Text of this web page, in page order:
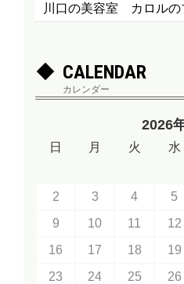
川口の美容室 カロルの
CALENDAR
カレンダー
2026
日 月 火 水
2
3 4 5
9
10 11 12
16
17 18 19
23
24 25 26